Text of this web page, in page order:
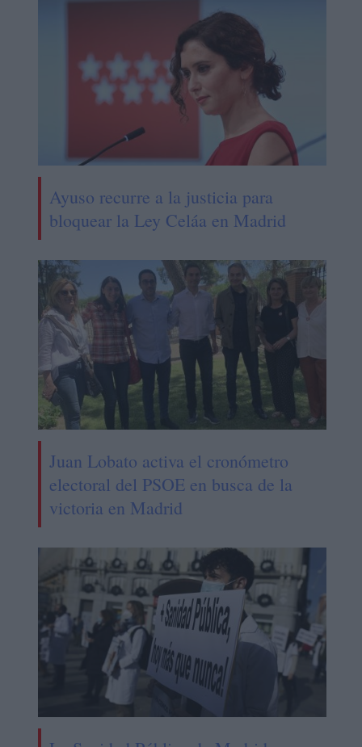
Ayuso recurre a la justicia para
bloquear la Ley Celáa en Madrid
Juan Lobato activa el cronómetro
electoral del PSOE en busca de la
victoria en Madrid